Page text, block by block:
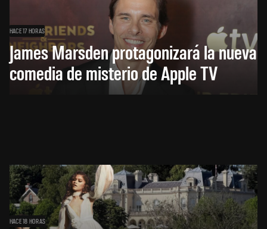
HACE 17 HORAS
James Marsden protagonizará la nueva
comedia de misterio de Apple TV
HACE 18 HORAS